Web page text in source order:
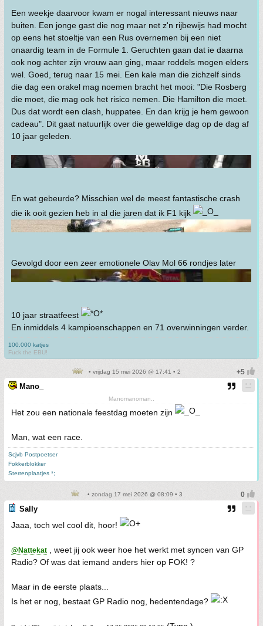
Een weekje daarvoor kwam er nogal interessant nieuws naar
buiten. Een jonge gast die nog maar net z'n rijbewijs had mocht
op eens het stoeltje van een Rus overnemen bij een niet
onaardig team in de Formule 1. Geruchten gaan dat ie daarna
ook nog achter zijn vrouw aan ging, maar roddels mogen elders
wel. Goed, terug naar 15 mei. Een kale man die zichzelf sinds
die dag een orakel mag noemen bracht het mooi: "Die Rosberg
die moet, die mag ook het risico nemen. Die Hamilton die moet.
Dus dat wordt een clash, huppatee. En dan krijg je hem gewoon
cadeau". Dit gaat natuurlijk over die geweldige dag op de dag af
10 jaar geleden.
En wat gebeurde? Misschien wel de meest fantastische crash
die ik ooit gezien heb in al die jaren dat ik F1 kijk
Gevolgd door een zeer emotionele Olav Mol 66 rondjes later
10 jaar straatfeest
En inmiddels 4 kampioenschappen en 71 overwinningen verder.
100.000 katjes
Fuck the EBU!
• vrijdag 15 mei 2026 @ 17:41 • 2
Mano_
Manomanoman..
Het zou een nationale feestdag moeten zijn
Man, wat een race.
Scjvb Postpoetser
Fokkerblokker
Sterrenplaatjes *;
• zondag 17 mei 2026 @ 08:09 • 3
Sally
Jaaa, toch wel cool dit, hoor!
@Nattekat , weet jij ook weer hoe het werkt met syncen van GP
Radio? Of was dat iemand anders hier op FOK! ?
Maar in de eerste plaats...
Is het er nog, bestaat GP Radio nog, hedentendage?